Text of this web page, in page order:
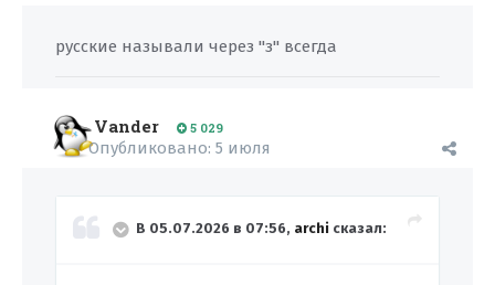
русские называли через "з" всегда
Vander 5 029
Опубликовано: 5 июля
В 05.07.2026 в 07:56, archi сказал: